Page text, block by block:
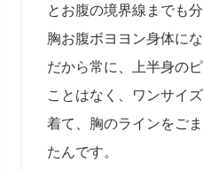
とお腹の境界線までも
胸お腹ボヨヨン身体に
だから常に、上半身の
ことはなく、ワンサイ
着て、胸のラインをご
たんです。